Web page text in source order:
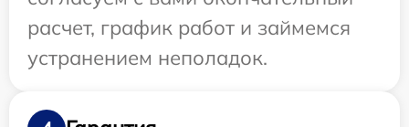
расчет, график работ и займемся
устранением неполадок.